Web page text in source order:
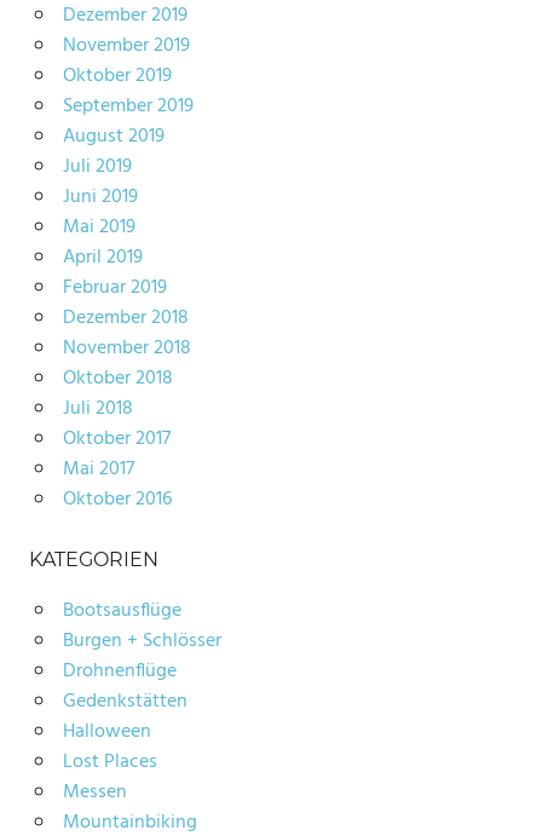
Dezember 2019
November 2019
Oktober 2019
September 2019
August 2019
Juli 2019
Juni 2019
Mai 2019
April 2019
Februar 2019
Dezember 2018
November 2018
Oktober 2018
Juli 2018
Oktober 2017
Mai 2017
Oktober 2016
KATEGORIEN
Bootsausflüge
Burgen + Schlösser
Drohnenflüge
Gedenkstätten
Halloween
Lost Places
Messen
Mountainbiking